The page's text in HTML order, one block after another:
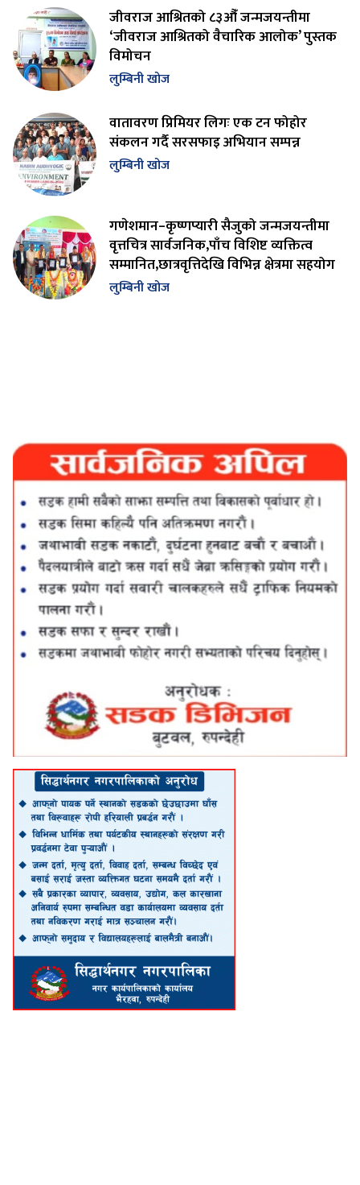
जीवराज आश्रितको ८३औँ जन्मजयन्तीमा
‘जीवराज आश्रितको वैचारिक आलोक’ पुस्तक
विमोचन
लुम्बिनी खोज
वातावरण प्रिमियर लिगः एक टन फोहोर
संकलन गर्दै सरसफाइ अभियान सम्पन्न
लुम्बिनी खोज
गणेशमान–कृष्णप्यारी सैजुको जन्मजयन्तीमा
वृत्तचित्र सार्वजनिक,पाँच विशिष्ट व्यक्तित्व
सम्मानित,छात्रवृत्तिदेखि विभिन्न क्षेत्रमा सहयोग
लुम्बिनी खोज